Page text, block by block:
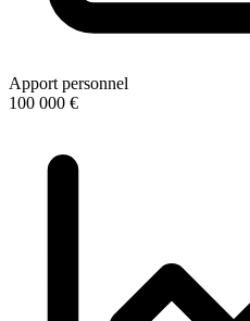
Apport personnel
100 000 €